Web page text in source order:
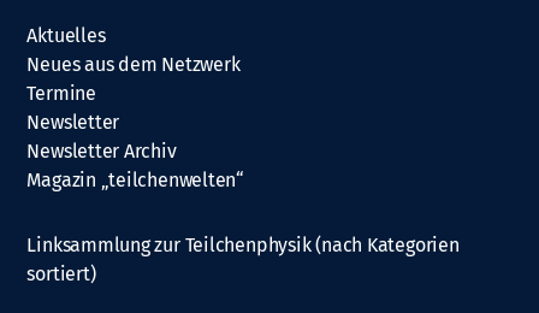
Aktuelles
Neues aus dem Netzwerk
Termine
Newsletter
Newsletter Archiv
Magazin „teilchenwelten“
Linksammlung zur Teilchenphysik (nach Kategorien
sortiert)